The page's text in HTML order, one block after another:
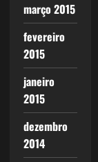
março 2015
fevereiro
2015
janeiro
2015
dezembro
2014